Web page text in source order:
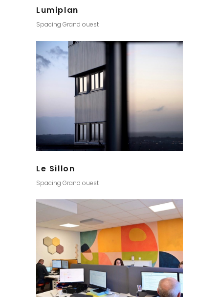
Lumiplan
Spacing Grand ouest
Le Sillon
Spacing Grand ouest